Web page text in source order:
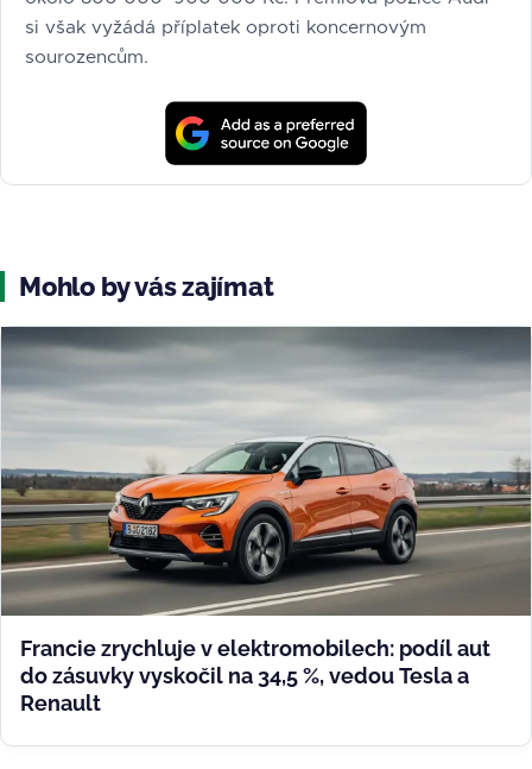
si však vyžádá příplatek oproti koncernovým
sourozencům.
Mohlo by vás zajímat
Francie zrychluje v elektromobilech: podíl aut
do zásuvky vyskočil na 34,5 %, vedou Tesla a
Renault